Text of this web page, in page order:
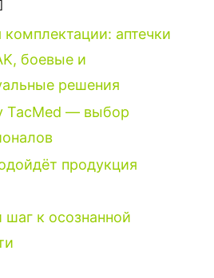
комплектации: аптечки
боевые и
решения
TacMed — выбор
продукция
шаг к осознанной